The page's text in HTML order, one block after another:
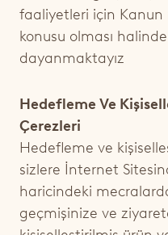
faaliyetleri için Kanun
konusu olması halinde
dayanmaktayız
Hedefleme Ve
Çerezleri
Hedefleme ve
sizlere İnternet
haricindeki
geçmişinize ve